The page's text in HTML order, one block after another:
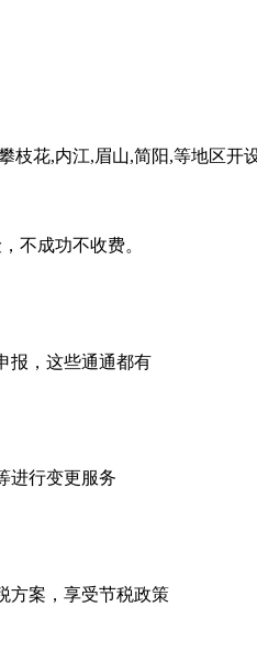
枝花,内江,眉山,简阳,等地区开
不成功不收费。
报，这些通通都有
进行变更服务
方案，享受节税政策